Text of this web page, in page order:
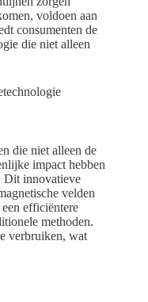
voldoen aan
consumenten de
die niet alleen
die niet alleen de
impact hebben
Dit innovatieve
velden
efficiëntere
methoden.
verbruiken, wat